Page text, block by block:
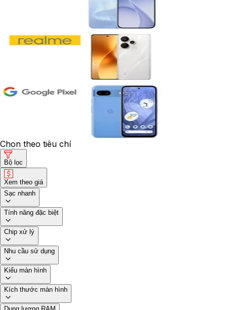
Chọn theo tiêu chí
Bộ lọc
Xem theo giá
Sạc nhanh
Tính năng đặc biệt
Chip xử lý
Nhu cầu sử dụng
Kiểu màn hình
Kích thước màn hình